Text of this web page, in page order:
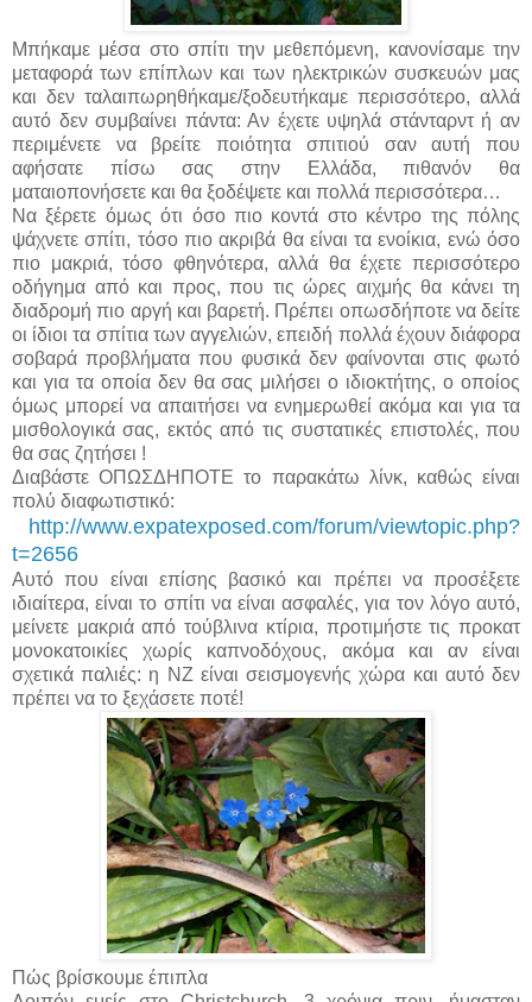
Μπήκαμε μέσα στο σπίτι την μεθεπόμενη, κανονίσαμε την
μεταφορά των επίπλων και των ηλεκτρικών συσκευών μας
και δεν ταλαιπωρηθήκαμε/ξοδευτήκαμε περισσότερο, αλλά
αυτό δεν συμβαίνει πάντα: Αν έχετε υψηλά στάνταρντ ή αν
περιμένετε να βρείτε ποιότητα σπιτιού σαν αυτή που
αφήσατε πίσω σας στην Ελλάδα, πιθανόν θα
ματαιοπονήσετε και θα ξοδέψετε και πολλά περισσότερα…
Να ξέρετε όμως ότι όσο πιο κοντά στο κέντρο της πόλης
ψάχνετε σπίτι, τόσο πιο ακριβά θα είναι τα ενοίκια, ενώ όσο
πιο μακριά, τόσο φθηνότερα, αλλά θα έχετε περισσότερο
οδήγημα από και προς, που τις ώρες αιχμής θα κάνει τη
διαδρομή πιο αργή και βαρετή. Πρέπει οπωσδήποτε να δείτε
οι ίδιοι τα σπίτια των αγγελιών, επειδή πολλά έχουν διάφορα
σοβαρά προβλήματα που φυσικά δεν φαίνονται στις φωτό
και για τα οποία δεν θα σας μιλήσει ο ιδιοκτήτης, ο οποίος
όμως μπορεί να απαιτήσει να ενημερωθεί ακόμα και για τα
μισθολογικά σας, εκτός από τις συστατικές επιστολές, που
θα σας ζητήσει !
Διαβάστε ΟΠΩΣΔΗΠΟΤΕ το παρακάτω λίνκ, καθώς είναι
πολύ διαφωτιστικό:
http://www.expatexposed.com/forum/viewtopic.php?
t=2656
Αυτό που είναι επίσης βασικό και πρέπει να προσέξετε
ιδιαίτερα, είναι το σπίτι να είναι ασφαλές, για τον λόγο αυτό,
μείνετε μακριά από τούβλινα κτίρια, προτιμήστε τις προκατ
μονοκατοικίεςχωρίς καπνοδόχους, ακόμα και αν είναι
σχετικά παλιές: η ΝΖ είναι σεισμογενής χώρα και αυτό δεν
πρέπει να το ξεχάσετε ποτέ!
Πώς βρίσκουμε έπιπλα